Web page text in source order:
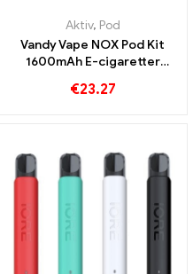
Aktiv, Pod
Vandy Vape NOX Pod Kit
1600mAh E-cigaretter
€23.27